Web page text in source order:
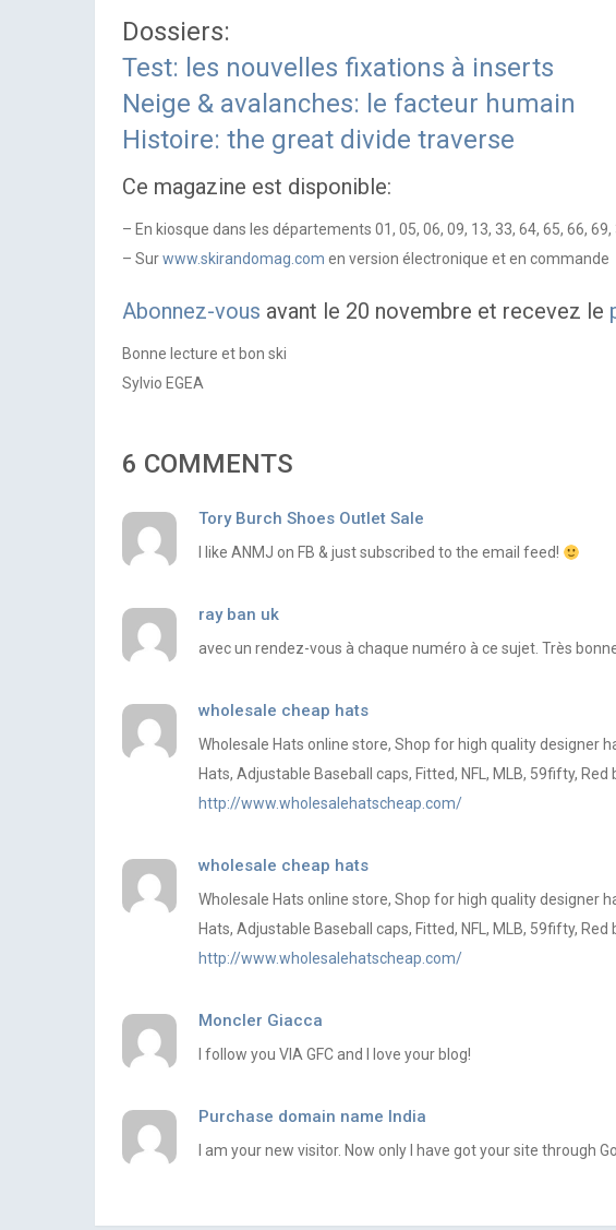
Dossiers:
Test: les nouvelles fixations à inserts
Neige & avalanches: le facteur humain
Histoire: the great divide traverse
Ce magazine est disponible:
– En kiosque dans les départements 01, 05, 06, 09, 13, 33, 64, 65, 66, 69,
– Surwww.skirandomag.com en version électronique et en commande
Abonnez-vous avant le 20 novembre et recevez le
Bonne lecture et bon ski
Sylvio EGEA
6 COMMENTS
Tory Burch Shoes Outlet Sale
I like ANMJ on FB & just subscribed to the email feed!
ray ban uk
avec un rendez-vous à chaque numéro à ce sujet. Très
wholesale cheap hats
Wholesale Hats online store, Shop for high quality designer
Hats, Adjustable Baseball caps, Fitted, NFL, MLB, 59fifty,
http://www.wholesalehatscheap.com/
wholesale cheap hats
Wholesale Hats online store, Shop for high quality designer
Hats, Adjustable Baseball caps, Fitted, NFL, MLB, 59fifty,
http://www.wholesalehatscheap.com/
Moncler Giacca
I follow you VIA GFC and I love your blog!
Purchase domain name India
I am your new visitor. Now only I have got your site through